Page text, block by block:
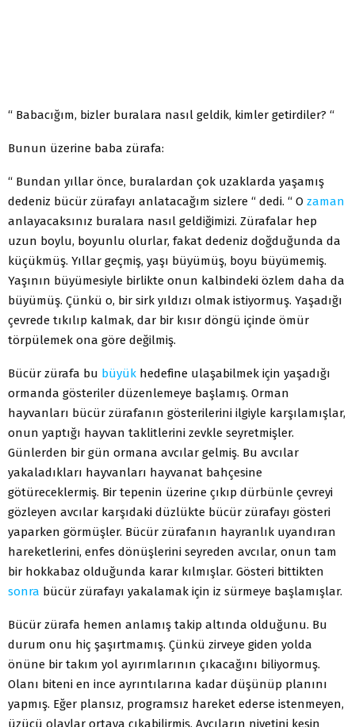
“ Babacığım, bizler buralara nasıl geldik, kimler getirdiler? “
Bunun üzerine baba zürafa:
“ Bundan yıllar önce, buralardan çok uzaklarda yaşamış
dedeniz bücür zürafayı anlatacağım sizlere “ dedi. “ O zaman
anlayacaksınız buralara nasıl geldiğimizi. Zürafalar hep
uzun boylu, boyunlu olurlar, fakat dedeniz doğduğunda da
küçükmüş. Yıllar geçmiş, yaşı büyümüş, boyu büyümemiş.
Yaşının büyümesiyle birlikte onun kalbindeki özlem daha da
büyümüş. Çünkü o, bir sirk yıldızı olmak istiyormuş. Yaşadığı
çevrede tıkılıp kalmak, dar bir kısır döngü içinde ömür
törpülemek ona göre değilmiş.
Bücür zürafa bu büyük hedefine ulaşabilmek için yaşadığı
ormanda gösteriler düzenlemeye başlamış. Orman
hayvanları bücür zürafanın gösterilerini ilgiyle karşılamışlar,
onun yaptığı hayvan taklitlerini zevkle seyretmişler.
Günlerden bir gün ormana avcılar gelmiş. Bu avcılar
yakaladıkları hayvanları hayvanat bahçesine
götüreceklermiş. Bir tepenin üzerine çıkıp dürbünle çevreyi
gözleyen avcılar karşıdaki düzlükte bücür zürafayı gösteri
yaparken görmüşler. Bücür zürafanın hayranlık uyandıran
hareketlerini, enfes dönüşlerini seyreden avcılar, onun tam
bir hokkabaz olduğunda karar kılmışlar. Gösteri bittikten
sonra bücür zürafayı yakalamak için iz sürmeye başlamışlar.
Bücür zürafa hemen anlamış takip altında olduğunu. Bu
durum onu hiç şaşırtmamış. Çünkü zirveye giden yolda
önüne bir takım yol ayırımlarının çıkacağını biliyormuş.
Olanı biteni en ince ayrıntılarına kadar düşünüp planını
yapmış. Eğer plansız, programsız hareket ederse istenmeyen,
üzücü olaylar ortaya çıkabilirmiş. Avcıların niyetini kesin